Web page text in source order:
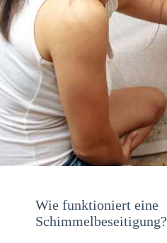
Wie funktioniert eine
Schimmelbeseitigung?